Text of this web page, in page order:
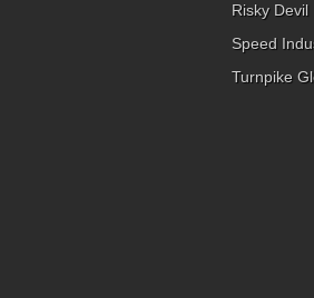
Risky Devil
Speed
Turnpike